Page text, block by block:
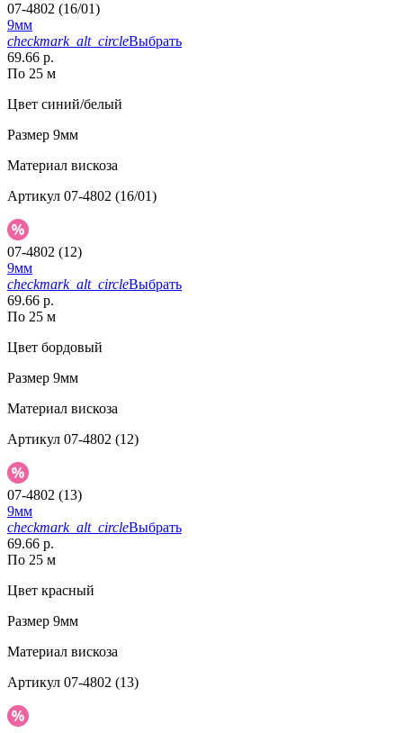
07-4802 (16/01)
9мм
checkmark_alt_circleВыбрать
69.66 р.
По 25 м
Цвет синий/белый
Размер 9мм
Материал вискоза
Артикул 07-4802 (16/01)
07-4802 (12)
9мм
checkmark_alt_circleВыбрать
69.66 р.
По 25 м
Цвет бордовый
Размер 9мм
Материал вискоза
Артикул 07-4802 (12)
07-4802 (13)
9мм
checkmark_alt_circleВыбрать
69.66 р.
По 25 м
Цвет красный
Размер 9мм
Материал вискоза
Артикул 07-4802 (13)